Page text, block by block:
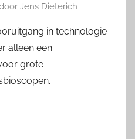
Jens Dieterich
in technologie
alleen een
grote